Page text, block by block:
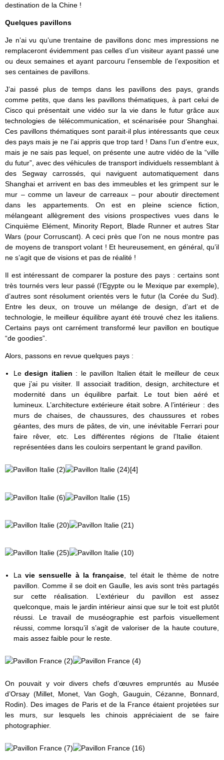
destination de la Chine !
Quelques pavillons
Je n’ai vu qu’une trentaine de pavillons donc mes impressions ne
remplaceront évidemment pas celles d’un visiteur ayant passé une
ou deux semaines et ayant parcouru l’ensemble de l’exposition et
ses centaines de pavillons.
J’ai passé plus de temps dans les pavillons des pays, grands
comme petits, que dans les pavillons thématiques, à part celui de
Cisco qui présentait une vidéo sur la vie dans le futur grâce aux
technologies de télécommunication, et scénarisée pour Shanghai.
Ces pavillons thématiques sont parait-il plus intéressants que ceux
des pays mais je ne l’ai appris que trop tard ! Dans l’un d’entre eux,
mais je ne sais pas lequel, on présente une autre vidéo de la “ville
du futur”, avec des véhicules de transport individuels ressemblant à
des Segway carrossés, qui naviguent automatiquement dans
Shanghai et arrivent en bas des immeubles et les grimpent sur le
mur – comme un laveur de carreaux – pour aboutir directement
dans les appartements. On est en pleine science fiction,
mélangeant allègrement des visions prospectives vues dans le
Cinquième Elément, Minority Report, Blade Runner et autres Star
Wars (pour Corruscant). A ceci près que l’on ne nous montre pas
de moyens de transport volant ! Et heureusement, en général, qu’il
ne s’agit que de visions et pas de réalité !
Il est intéressant de comparer la posture des pays : certains sont
très tournés vers leur passé (l’Egypte ou le Mexique par exemple),
d’autres sont résolument orientés vers le futur (la Corée du Sud).
Entre les deux, on trouve un mélange de design, d’art et de
technologie, le meilleur équilibre ayant été trouvé chez les italiens.
Certains pays ont carrément transformé leur pavillon en boutique
“de goodies”.
Alors, passons en revue quelques pays :
Ledesign italien : le pavillon Italien était le meilleur de ceux
que j’ai pu visiter. Il associait tradition, design, architecture et
modernité dans un équilibre parfait. Le tout bien aéré et
lumineux. L’architecture extérieure était sobre. A l’intérieur : des
murs de chaises, de chaussures, des chaussures et robes
géantes, des murs de pâtes, de vin, une inévitable Ferrari pour
faire rêver, etc. Les différentes régions de l’Italie étaient
représentées dans les couloirs serpentant le grand pavillon.
Lavie sensuelle à la française , tel était le thème de notre
pavillon. Comme il se doit en Gaulle, les avis sont très partagés
sur cette réalisation. L’extérieur du pavillon est assez
quelconque, mais le jardin intérieur ainsi que sur le toit est plutôt
réussi. Le travail de muséographie est parfois visuellement
réussi, comme lorsqu’il s’agit de valoriser de la haute couture,
mais assez faible pour le reste.
On pouvait y voir divers chefs d’œuvres empruntés au Musée
d’Orsay (Millet, Monet, Van Gogh, Gauguin, Cézanne, Bonnard,
Rodin). Des images de Paris et de la France étaient projetées sur
les murs, sur lesquels les chinois appréciaient de se faire
photographier.